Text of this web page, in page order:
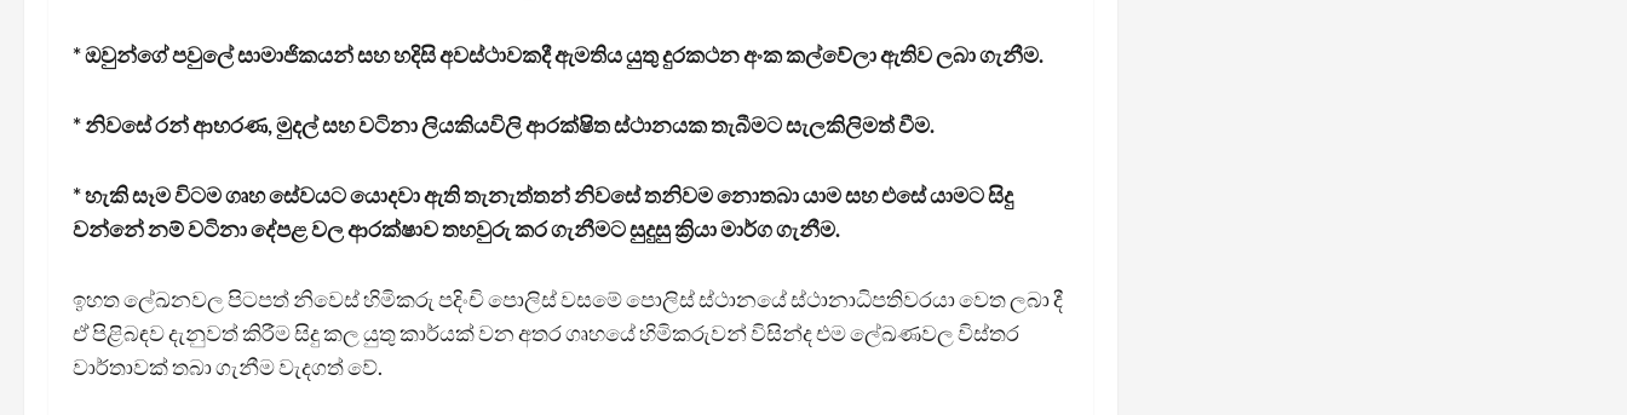
* ඔවුන්ගේ පවුලේ සාමාජිකයන් සහ හදිසි අවස්ථාවකදී ඇමතිය යුතු දුරකථන අංක කල්වේලා ඇතිව ලබා ගැනීම.
* නිවසේ රන් ආභරණ, මුදල් සහ වටිනා ලියකියවිලි ආරක්ෂිත ස්ථානයක තැබීමට සැලකිලිමත් වීම.
* හැකි සෑම විටම ගෘහ සේවයට යොදවා ඇති තැනැත්තන් නිවසේ තනිවම නොතබා යාම සහ එසේ යාමට සිදු
වන්නේ නම් වටිනා දේපළ වල ආරක්ෂාව තහවුරු කර ගැනීමට සුදුසු ක්‍රියා මාර්ග ගැනීම.
ඉහත ලේඛනවල පිටපත් නිවෙස් හිමිකරු පදිංචි පොලිස් වසමේ පොලිස් ස්ථානයේ ස්ථානාධිපතිවරයා වෙත ලබා දී
ඒ පිළිබඳව දැනුවත් කිරීම සිදු කල යුතු කාර්යක් වන අතර ගෘහයේ හිමිකරුවන් විසින්ද එම ලේඛණවල විස්තර
වාර්තාවක් තබා ගැනීම වැදගත් වේ.